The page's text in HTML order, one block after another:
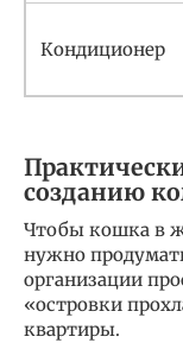
Кондиционер
созданию
Чтобы кошка в
нужно
организации
«островки
квартиры.